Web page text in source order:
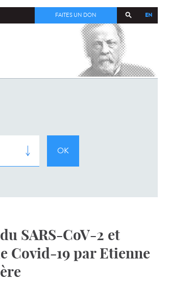
EN
FAITES UN DON
COV-2 /
SARS-CoV-2 et
Covid-19 par Etienne